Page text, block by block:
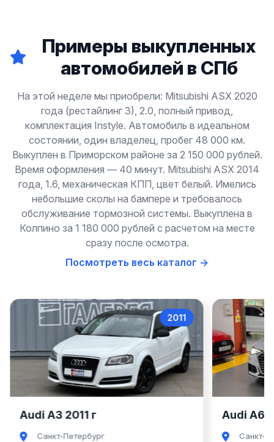
Примеры выкупленных
автомобилей в СПб
На этой неделе мы приобрели: Mitsubishi ASX 2020
года (рестайлинг 3), 2.0, полный привод,
комплектация Instyle. Автомобиль в идеальном
состоянии, один владелец, пробег 48 000 км.
Выкуплен в Приморском районе за 2 150 000 рублей.
Время оформления — 40 минут. Mitsubishi ASX 2014
года, 1.6, механическая КПП, цвет белый. Имелись
небольшие сколы на бампере и требовалось
обслуживание тормозной системы. Выкуплена в
Колпино за 1 180 000 рублей с расчетом на месте
сразу после осмотра.
Посмотреть весь каталог →
Audi A3
2011
Audi A3 2011 г
Санкт-Петербург
Audi A6
Санкт-